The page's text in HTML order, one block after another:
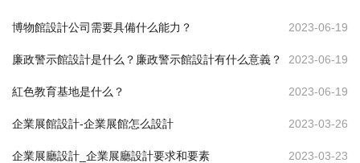
博物館設計公司需要具備什么能力？ 2023-06-19
廉政警示館設計是什么？廉政警示館設計有什么意義？ 2023-06-19
紅色教育基地是什么？ 2023-06-19
企業展館設計-企業展館怎么設計 2023-03-26
企業展廳設計_企業展廳設計要求和要素 2023-03-23